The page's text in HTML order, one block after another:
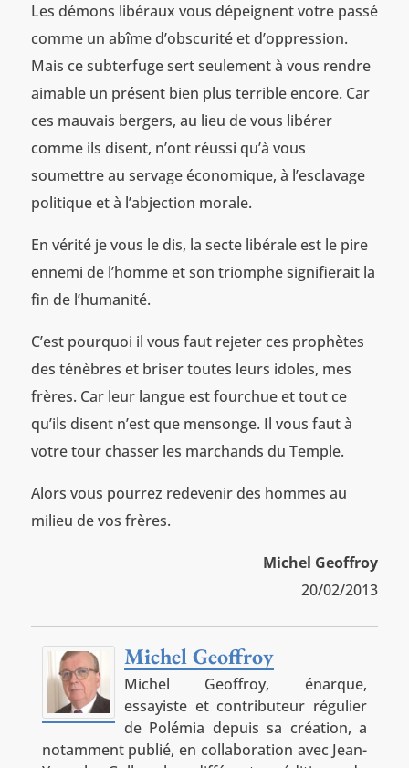
Les démons libéraux vous dépeignent votre passé
comme un abîme d’obscurité et d’oppression.
Mais ce subterfuge sert seulement à vous rendre
aimable un présent bien plus terrible encore. Car
ces mauvais bergers, au lieu de vous libérer
comme ils disent, n’ont réussi qu’à vous
soumettre au servage économique, à l’esclavage
politique et à l’abjection morale.
En vérité je vous le dis, la secte libérale est le pire
ennemi de l’homme et son triomphe signifierait la
fin de l’humanité.
C’est pourquoi il vous faut rejeter ces prophètes
des ténèbres et briser toutes leurs idoles, mes
frères. Car leur langue est fourchue et tout ce
qu’ils disent n’est que mensonge. Il vous faut à
votre tour chasser les marchands du Temple.
Alors vous pourrez redevenir des hommes au
milieu de vos frères.
Michel Geoffroy
20/02/2013
Michel Geoffroy
Michel Geoffroy, énarque,
essayiste et contributeur régulier
de Polémia depuis sa création, a
notamment publié, en collaboration avec Jean-